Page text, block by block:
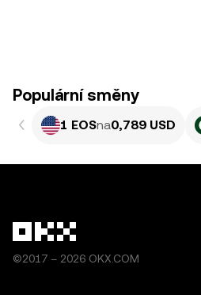
Populární směny
1 EOSna0,789 USD
©2017 – 2026 OKX.COM